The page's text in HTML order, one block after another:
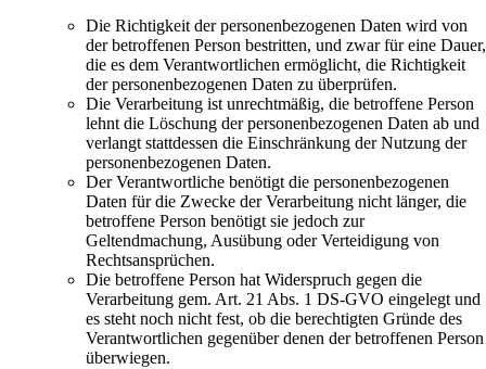
Die Richtigkeit der personenbezogenen Daten wird von
der betroffenen Person bestritten, und zwar für eine Dauer,
die es dem Verantwortlichen ermöglicht, die Richtigkeit
der personenbezogenen Daten zu überprüfen.
Die Verarbeitung ist unrechtmäßig, die betroffene Person
lehnt die Löschung der personenbezogenen Daten ab und
verlangt stattdessen die Einschränkung der Nutzung der
personenbezogenen Daten.
Der Verantwortliche benötigt die personenbezogenen
Daten für die Zwecke der Verarbeitung nicht länger, die
betroffene Person benötigt sie jedoch zur
Geltendmachung, Ausübung oder Verteidigung von
Rechtsansprüchen.
Die betroffene Person hat Widerspruch gegen die
Verarbeitung gem. Art. 21 Abs. 1 DS-GVO eingelegt und
es steht noch nicht fest, ob die berechtigten Gründe des
Verantwortlichen gegenüber denen der betroffenen Person
überwiegen.